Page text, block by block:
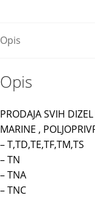
Opis
Opis
PRODAJA SVIH
MARINE ,
– T,TD,TE,TF,TM,TS
– TN
– TNA
– TNC